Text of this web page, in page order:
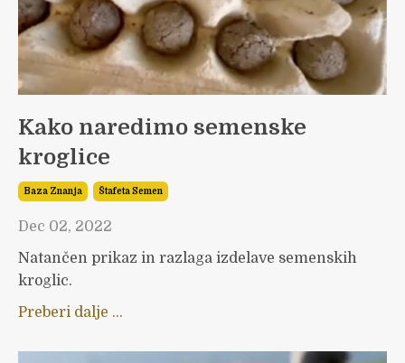
Kako naredimo semenske
kroglice
Baza Znanja Štafeta Semen
Dec 02, 2022
Natančen prikaz in razlaga izdelave semenskih
kroglic.
Preberi dalje ...